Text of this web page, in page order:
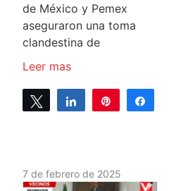
de México y Pemex
aseguraron una toma
clandestina de
Leer mas
Tweet Share Pin
7 de febrero de 2025